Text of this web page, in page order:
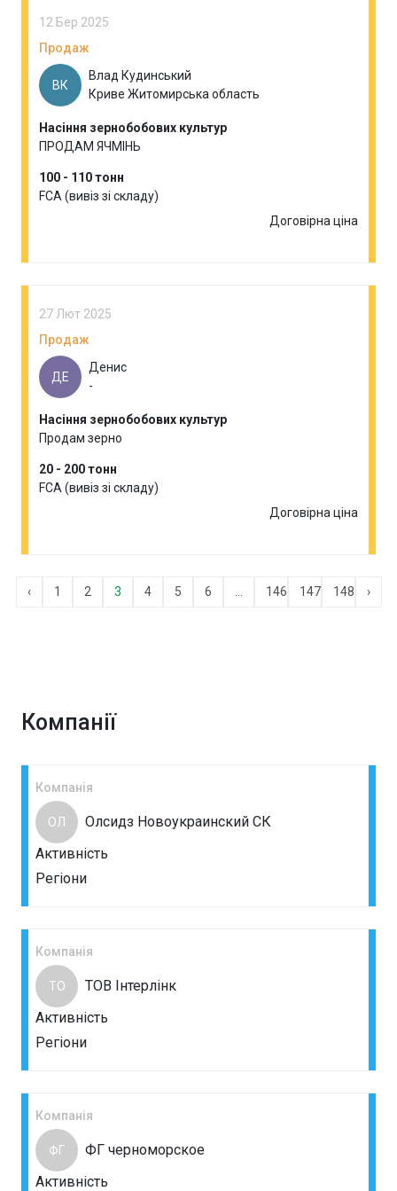
12 Бер 2025
Продаж
ВК
Влад Кудинський
Криве Житомирська область
Насіння зернобобових культур
ПРОДАМ ЯЧМІНЬ
100 - 110 тонн
FCA (вивіз зі складу)
Договірна ціна
27 Лют 2025
Продаж
ДЕ
Денис
-
Насіння зернобобових культур
Продам зерно
20 - 200 тонн
FCA (вивіз зі складу)
Договірна ціна
‹ 1 2 3 4 5 6 146 147 148 ›
Компанії
Компанія
ОЛ
Олсидз Новоукраинский СК
Активність
Регіони
Компанія
ТО
ТОВ Інтерлінк
Активність
Регіони
Компанія
ФГ
ФГ черноморское
Активність